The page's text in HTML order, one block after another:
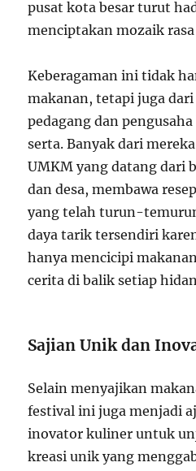
pusat kota besar turut
menciptakan mozaik
Keberagaman ini tidak
makanan, tetapi juga
pedagang dan
serta. Banyak dari
UMKM yang datang dari
dan desa, membawa
yang telah turun-
daya tarik tersendiri
hanya mencicipi
cerita di balik setiap
Sajian Unik dan
Selain menyajikan
festival ini juga menjadi
inovator kuliner untuk
kreasi unik yang